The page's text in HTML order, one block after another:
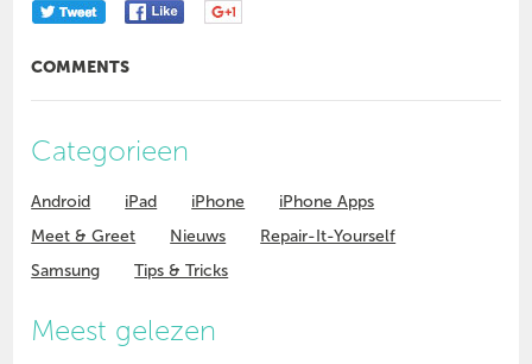
COMMENTS
Categorieen
Android iPad iPhone
iPhone Apps
Meet & Greet
Nieuws
Repair-It-Yourself
Samsung
Tips & Tricks
Meest gelezen